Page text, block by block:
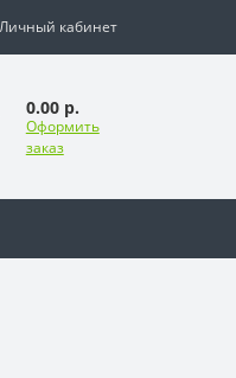
Личный кабинет
0.00 р.
Оформить
заказ